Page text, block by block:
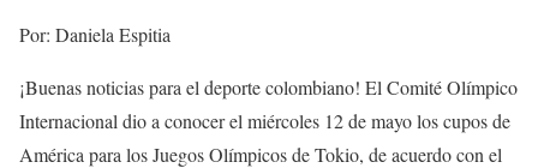
Por: Daniela Espitia
¡Buenas noticias para el deporte colombiano! El Comité Olímpico
Internacional dio a conocer el miércoles 12 de mayo los cupos de
América para los Juegos Olímpicos de Tokio, de acuerdo con el